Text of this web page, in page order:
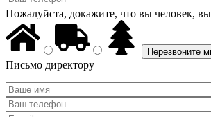
Пожалуйста, докажите, что вы человек,
Письмо директору